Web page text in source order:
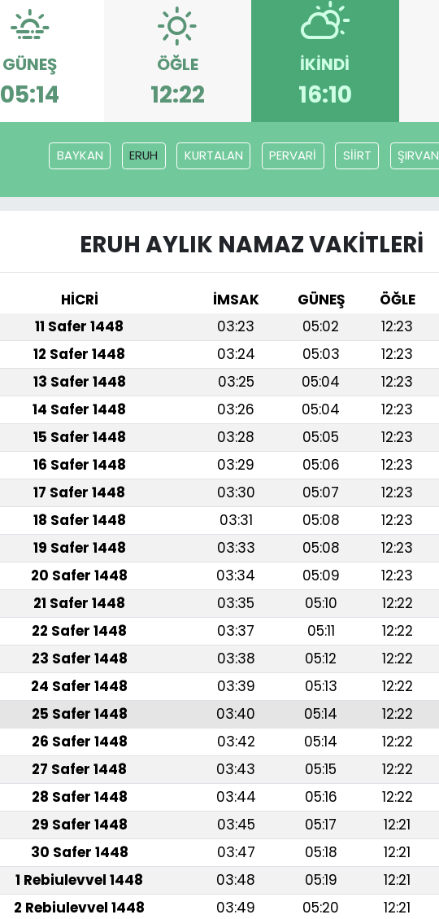
GÜNEŞ
05:14
ÖĞLE
12:22
İKINDI
16:10
BAYKAN ERUH KURTALAN PERVARİ SİİRT ŞIRVAN
ERUH AYLIK NAMAZ VAKITLERI
HİCRİ İMSAK GÜNEŞ ÖĞLE
11 Safer 1448 03:23 05:02 12:23
12 Safer 1448 03:24 05:03 12:23
13 Safer 1448 03:25 05:04 12:23
14 Safer 1448 03:26 05:04 12:23
15 Safer 1448 03:28 05:05 12:23
16 Safer 1448 03:29 05:06 12:23
17 Safer 1448 03:30 05:07 12:23
18 Safer 1448 03:31 05:08 12:23
19 Safer 1448 03:33 05:08 12:23
20 Safer 1448 03:34 05:09 12:23
21 Safer 1448 03:35 05:10 12:22
22 Safer 1448 03:37 05:11 12:22
23 Safer 1448 03:38 05:12 12:22
24 Safer 1448 03:39 05:13 12:22
25 Safer 1448 03:40 05:14 12:22
26 Safer 1448 03:42 05:14 12:22
27 Safer 1448 03:43 05:15 12:22
28 Safer 1448 03:44 05:16 12:22
29 Safer 1448 03:45 05:17 12:21
30 Safer 1448 03:47 05:18 12:21
1 Rebiulevvel 1448 03:48 05:19 12:21
2 Rebiulevvel 1448 03:49 05:20 12:21